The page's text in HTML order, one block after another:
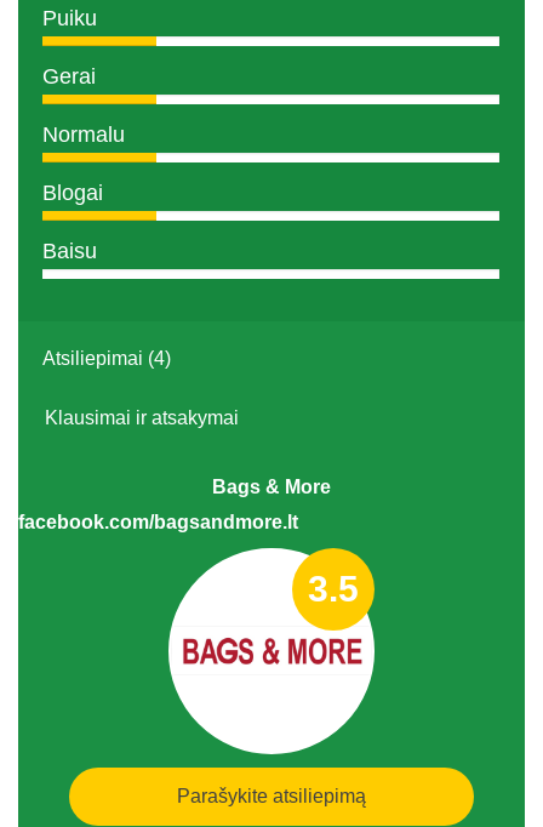
Puiku
Gerai
Normalu
Blogai
Baisu
Atsiliepimai (4)
Klausimai ir atsakymai
Bags & More
facebook.com/bagsandmore.lt
3.5
Parašykite atsiliepimą